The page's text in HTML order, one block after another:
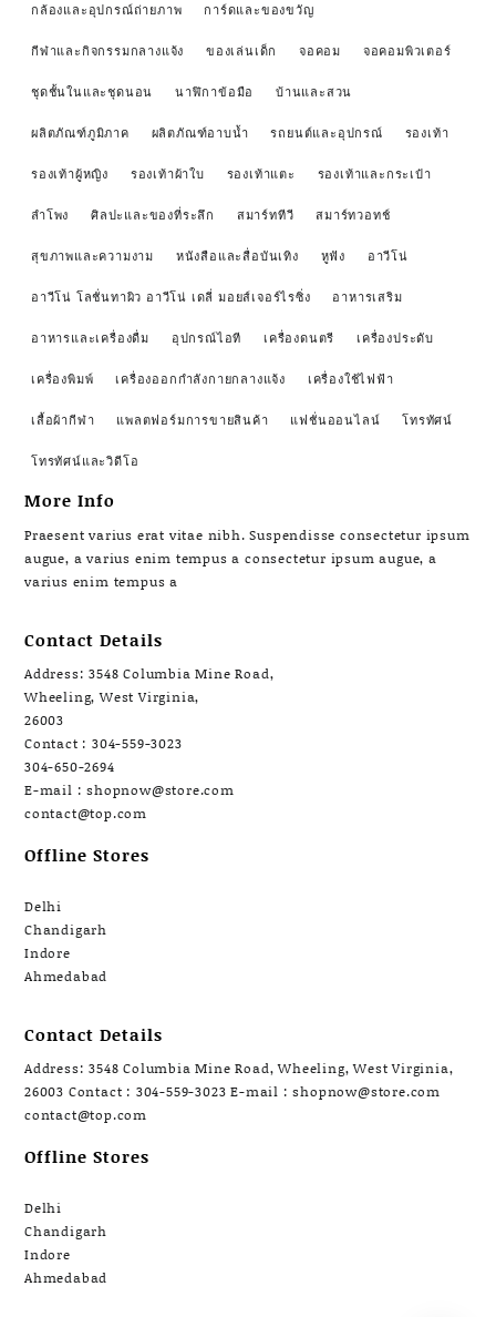
กล้องและอุปกรณ์ถ่ายภาพ การ์ดและของขวัญ
กีฬาและกิจกรรมกลางแจ้ง ของเล่นเด็ก จอคอม จอคอมพิวเตอร์
ชุดชั้นในและชุดนอน นาฬิกาข้อมือ บ้านและสวน
ผลิตภัณฑ์ภูมิภาค ผลิตภัณฑ์อาบน้ำ รถยนต์และอุปกรณ์ รองเท้า
รองเท้าผู้หญิง รองเท้าผ้าใบ รองเท้าแตะ รองเท้าและกระเป๋า
ลำโพง ศิลปะและของที่ระลึก สมาร์ททีวี สมาร์ทวอทช์
สุขภาพและความงาม หนังสือและสื่อบันเทิง หูฟัง อาวีโน่
อาวีโน่ โลชั่นทาผิว อาวีโน่ เดลี่ มอยส์เจอร์ไรซิ่ง อาหารเสริม
อาหารและเครื่องดื่ม อุปกรณ์ไอที เครื่องดนตรี เครื่องประดับ
เครื่องพิมพ์ เครื่องออกกำลังกายกลางแจ้ง เครื่องใช้ไฟฟ้า
เสื้อผ้ากีฬา แพลตฟอร์มการขายสินค้า แฟชั่นออนไลน์ โทรทัศน์
โทรทัศน์และวิดีโอ
More Info
Praesent varius erat vitae nibh. Suspendisse consectetur ipsum
augue, a varius enim tempus a consectetur ipsum augue, a
varius enim tempus a
Contact Details
Address: 3548 Columbia Mine Road,
Wheeling, West Virginia,
26003
Contact : 304-559-3023
304-650-2694
E-mail : shopnow@store.com
contact@top.com
Offline Stores
Delhi
Chandigarh
Indore
Ahmedabad
Contact Details
Address: 3548 Columbia Mine Road, Wheeling, West Virginia,
26003 Contact : 304-559-3023 E-mail : shopnow@store.com
contact@top.com
Offline Stores
Delhi
Chandigarh
Indore
Ahmedabad